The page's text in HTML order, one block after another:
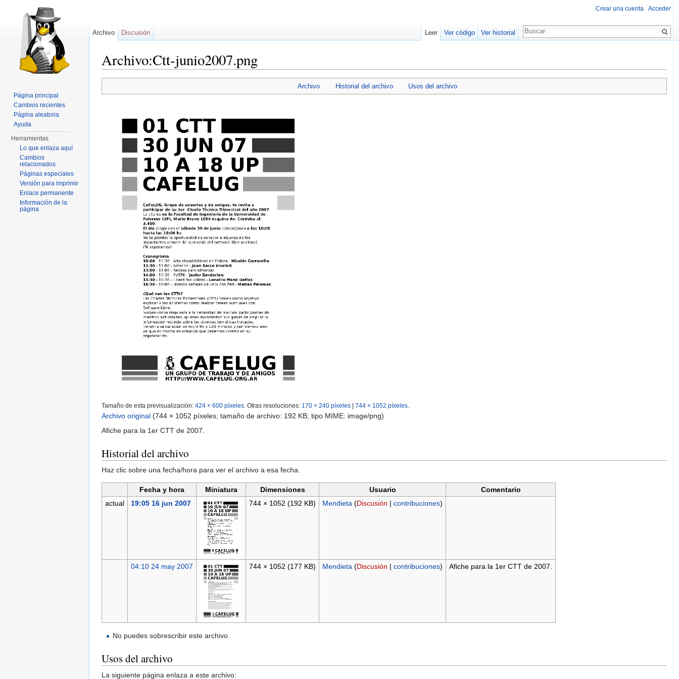
Archivo:Ctt-junio2007.png
Archivo Historial del archivo Usos del archivo
Tamaño de esta previsualización: 424 × 600 píxeles Otras resoluciones: 170 × 240 píxeles 744 × 1052 píxeles
Archivo original (744 × 1052 píxeles; tamaño de archivo: 192 KB; tipo MIME: image/png)
Afiche para la 1er CTT de 2007.
Historial del archivo
Haz clic sobre una fecha/hora para ver el archivo a esa fecha.
Fecha y hora Miniatura Dimensiones Usuario
Comentario
actual
19:05 16 jun 2007 744 × 1052 (192 KB) Mendieta (Discusión | contribuciones)
04:10 24 may 2007 744 × 1052 (177 KB) Mendieta (Discusión | contribuciones) Afiche para la 1er CTT de 2007.
No puedes sobrescribir este archivo.
Usos del archivo
La siguiente página enlaza a este archivo:
Crear una cuenta Acceder
Archivo Discusión Leer Ver código Ver historial
Página principal
Cambios recientes
Página aleatoria
Ayuda
Herramientas
Lo que enlaza aquí
Cambios
relacionados
Páginas especiales
Versión para imprimir
Enlace permanente
Información de la
página